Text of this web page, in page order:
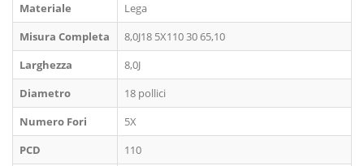
Materiale
Lega
Misura Completa
8,0J18 5X110 30 65,10
Larghezza
8,0J
Diametro
18 pollici
Numero Fori
5X
PCD
110